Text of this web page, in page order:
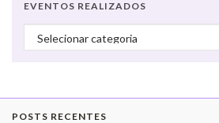
EVENTOS REALIZADOS
Eventos realizados
POSTS RECENTES